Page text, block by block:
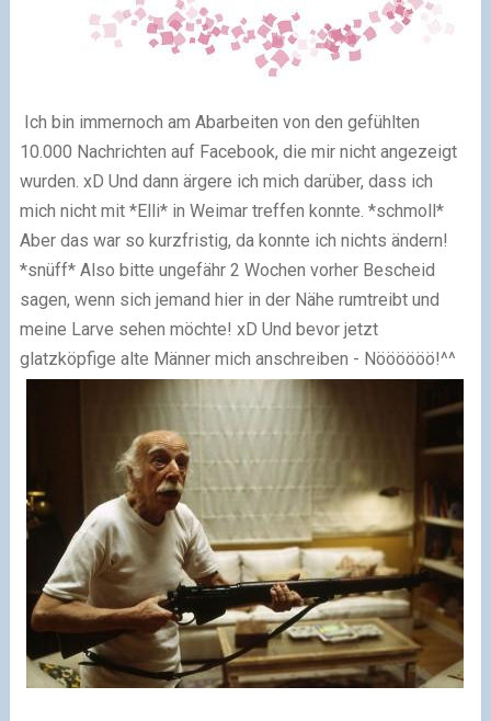
Ich bin immernoch am Abarbeiten von den gefühlten
10.000 Nachrichten auf Facebook, die mir nicht angezeigt
wurden. xD Und dann ärgere ich mich darüber, dass ich
mich nicht mit *Elli* in Weimar treffen konnte. *schmoll*
Aber das war so kurzfristig, da konnte ich nichts ändern!
*snüff* Also bitte ungefähr 2 Wochen vorher Bescheid
sagen, wenn sich jemand hier in der Nähe rumtreibt und
meine Larve sehen möchte! xD Und bevor jetzt
glatzköpfige alte Männer mich anschreiben - Nöööööö!^^